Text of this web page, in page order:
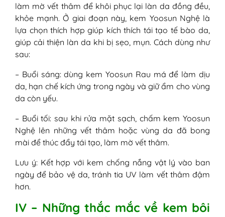
làm mờ vết thâm để khôi phục lại làn da đồng đều,
khỏe mạnh. Ở giai đoạn này, kem Yoosun Nghệ là
lựa chọn thích hợp giúp kích thích tái tạo tế bào da,
giúp cải thiện làn da khi bị sẹo, mụn. Cách dùng như
sau:
– Buổi sáng: dùng kem Yoosun Rau má để làm dịu
da, hạn chế kích ứng trong ngày và giữ ẩm cho vùng
da còn yếu.
– Buổi tối: sau khi rửa mặt sạch, chấm kem Yoosun
Nghệ lên những vết thâm hoặc vùng da đã bong
mài để thúc đẩy tái tạo, làm mờ vết thâm.
Lưu ý: Kết hợp với kem chống nắng vật lý vào ban
ngày để bảo vệ da, tránh tia UV làm vết thâm đậm
hơn.
IV – Những thắc mắc về kem bôi